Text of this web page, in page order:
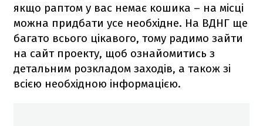
якщо раптом у вас немає кошика – на місці
можна придбати усе необхідне. На ВДНГ ще
багато всього цікавого, тому радимо зайти
на сайт проекту, щоб ознайомитись з
детальним розкладом заходів, а також зі
всією необхідною інформацією.